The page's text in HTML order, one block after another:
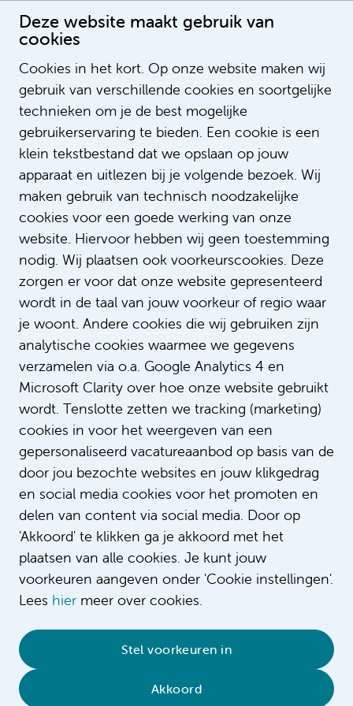
Deze website maakt gebruik van
cookies
Cookies in het kort. Op onze website maken wij
gebruik van verschillende cookies en soortgelijke
technieken om je de best mogelijke
gebruikerservaring te bieden. Een cookie is een
klein tekstbestand dat we opslaan op jouw
apparaat en uitlezen bij je volgende bezoek. Wij
maken gebruik van technisch noodzakelijke
cookies voor een goede werking van onze
website. Hiervoor hebben wij geen toestemming
nodig. Wij plaatsen ook voorkeurscookies. Deze
zorgen er voor dat onze website gepresenteerd
wordt in de taal van jouw voorkeur of regio waar
je woont. Andere cookies die wij gebruiken zijn
analytische cookies waarmee we gegevens
verzamelen via o.a. Google Analytics 4 en
Microsoft Clarity over hoe onze website gebruikt
wordt. Tenslotte zetten we tracking (marketing)
cookies in voor het weergeven van een
gepersonaliseerd vacatureaanbod op basis van de
door jou bezochte websites en jouw klikgedrag
en social media cookies voor het promoten en
delen van content via social media. Door op
'Akkoord' te klikken ga je akkoord met het
plaatsen van alle cookies. Je kunt jouw
voorkeuren aangeven onder 'Cookie instellingen'.
Lees hier meer over cookies.
Stel voorkeuren in
Akkoord
Berber Kapitein
Cookieverklaring • Sitemap